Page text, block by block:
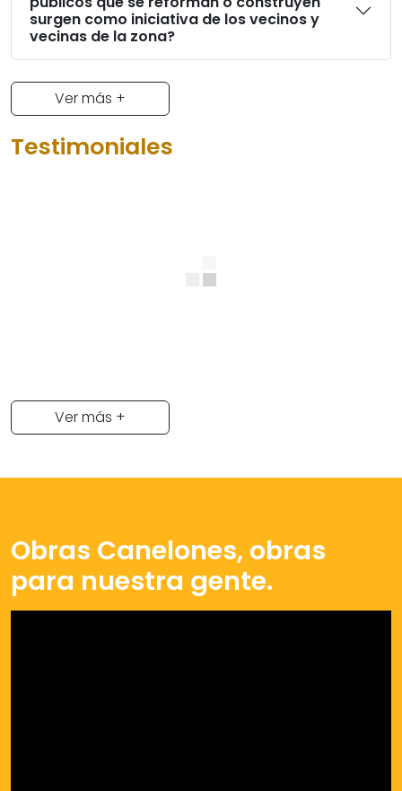
surgen como iniciativa de los vecinos y
vecinas de la zona?
Ver más +
Testimoniales
Ver más +
Obras Canelones, obras
para nuestra gente.